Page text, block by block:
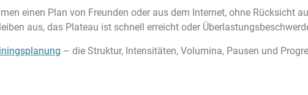
einen Plan von Freunden oder aus dem Internet, ohne Rücksicht
aus, das Plateau ist schnell erreicht oder
– die Struktur, Intensitäten, Volumina, Pausen und